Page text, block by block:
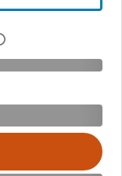
Apri la finestra di